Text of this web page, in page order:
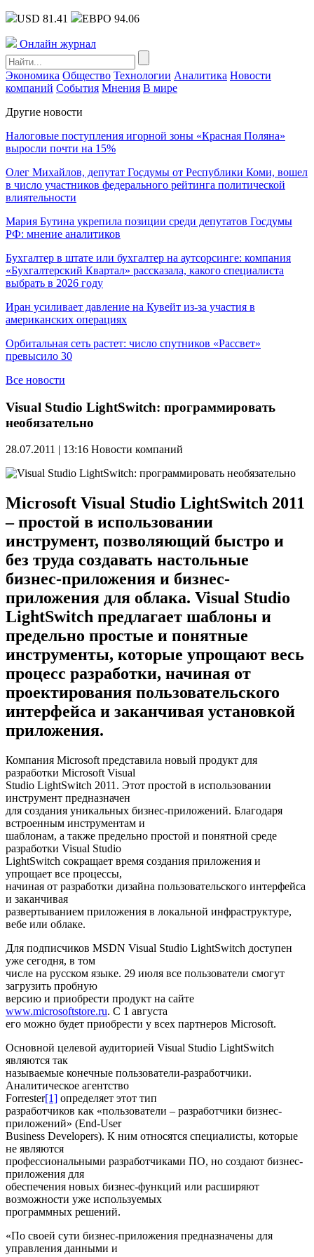
USD 81.41 ЕВРО 94.06
Онлайн журнал
Экономика Общество Технологии Аналитика Новости
компаний События Мнения В мире
Другие новости
Налоговые поступления игорной зоны «Красная Поляна»
выросли почти на 15%
Олег Михайлов, депутат Госдумы от Республики Коми, вошел
в число участников федерального рейтинга политической
влиятельности
Мария Бутина укрепила позиции среди депутатов Госдумы
РФ: мнение аналитиков
Бухгалтер в штате или бухгалтер на аутсорсинге: компания
«Бухгалтерский Квартал» рассказала, какого специалиста
выбрать в 2026 году
Иран усиливает давление на Кувейт из-за участия в
американских операциях
Орбитальная сеть растет: число спутников «Рассвет»
превысило 30
Все новости
Visual Studio LightSwitch: программировать
необязательно
28.07.2011 | 13:16 Новости компаний
Microsoft Visual Studio LightSwitch 2011
– простой в использовании
инструмент, позволяющий быстро и
без труда создавать настольные
бизнес-приложения и бизнес-
приложения для облака. Visual Studio
LightSwitch предлагает шаблоны и
предельно простые и понятные
инструменты, которые упрощают весь
процесс разработки, начиная от
проектирования пользовательского
интерфейса и заканчивая установкой
приложения.
Компания Microsoft представила новый продукт для
разработки Microsoft Visual
Studio LightSwitch 2011. Этот простой в использовании
инструмент предназначен
для создания уникальных бизнес-приложений. Благодаря
встроенным инструментам и
шаблонам, а также предельно простой и понятной среде
разработки Visual Studio
LightSwitch сокращает время создания приложения и
упрощает все процессы,
начиная от разработки дизайна пользовательского интерфейса
и заканчивая
развертыванием приложения в локальной инфраструктуре,
вебе или облаке.
Для подписчиков MSDN Visual Studio LightSwitch доступен
уже сегодня, в том
числе на русском языке. 29 июля все пользователи смогут
загрузить пробную
версию и приобрести продукт на сайте
www.microsoftstore.ru. С 1 августа
его можно будет приобрести у всех партнеров Microsoft.
Основной целевой аудиторией Visual Studio LightSwitch
являются так
называемые конечные пользователи-разработчики.
Аналитическое агентство
Forrester[1] определяет этот тип
разработчиков как «пользователи – разработчики бизнес-
приложений» (End-User
Business Developers). К ним относятся специалисты, которые
не являются
профессиональными разработчиками ПО, но создают бизнес-
приложения для
обеспечения новых бизнес-функций или расширяют
возможности уже используемых
программных решений.
«По своей сути бизнес-приложения предназначены для
управления данными и